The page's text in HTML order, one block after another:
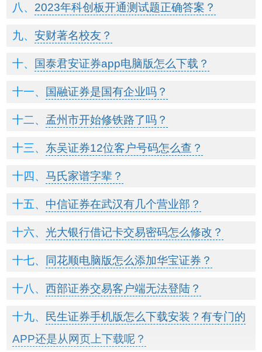
2023年科创板开通测试题正确答案？
安财著名校友？
国泰君安证券app电脑版怎么下载？
国融证券是国有企业吗？
孟州市开始修铁路了吗？
东吴证券12位客户号码怎么查？
马氏家谱字辈？
中信证券在武汉有几个营业部？
光大银行借记卡交易密码怎么修改？
同花顺电脑版怎么添加华宝证券？
西部证券交易客户端无法登陆？
民生证券手机版怎么下载安装？有专门的
APP还是从网页上下载呢？